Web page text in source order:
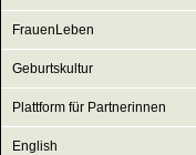
FrauenLeben
Geburtskultur
Plattform für Partnerinnen
English